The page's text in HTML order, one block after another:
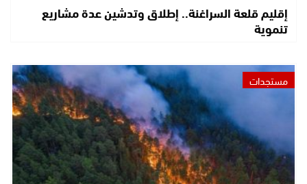
إقليم قلعة السراغنة.. إطلاق وتدشين عدة مشاريع
تنموية
مستجدات